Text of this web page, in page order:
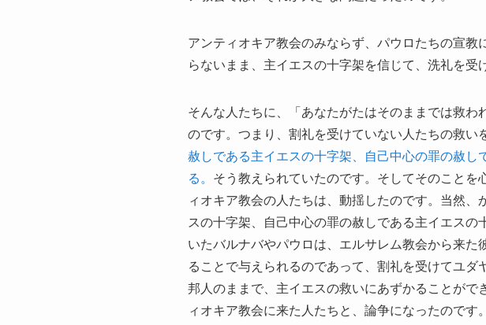
アンティオキア教会のみならず、パウロたちの宣
らないまま、主イエスの十字架を信じて、洗礼を受
そんな人たちに、「あなたがたはそのままでは救
のです。つまり、割礼を受けていない人たちの救
赦しである主イエスの十字架、自己中心の罪の赦
る。 そう教えられていたのです。そしてそのこと
ィオキア教会の人たちは、動揺したのです。当然
スの十字架、自己中心の罪の赦しである主イエス
いたバルナバやパウロは、エルサレム教会から来
ることで与えられるのであって、割礼を受けてユ
邦人のままで、主イエスの救いにあずかることが
ィオキア教会に来た人たちと、論争になったのです